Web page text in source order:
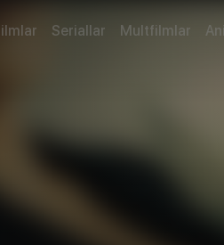
Seriallar Multfilmlar